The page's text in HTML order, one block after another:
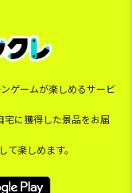
ゲームが楽しめるサービ
に獲得した景品をお届
楽しめます。